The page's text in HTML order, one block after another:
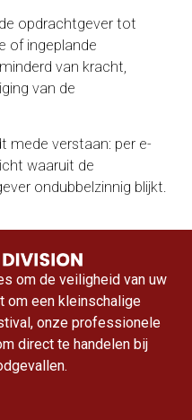
opdrachtgever tot
of ingeplande
van kracht,
van de
mede verstaan: per e-
waaruit de
ondubbelzinnig blijkt.
om de veiligheid van uw
om een kleinschalige
onze professionele
direct te handelen bij